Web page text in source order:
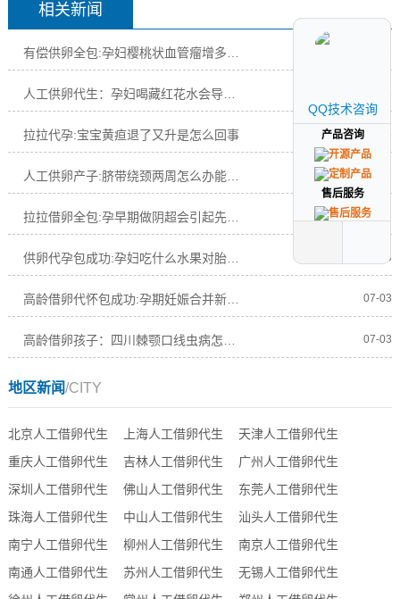
相关新闻
人工供卵代生：孕妇喝藏红花水会导致大出血流产吗
拉拉代孕:宝宝黄疸退了又升是怎么回事 07-03
人工供卵产子:脐带绕颈两周怎么办能绕回来吗 07-03
拉拉借卵全包:孕早期做阴超会引起先兆流产吗 07-03
供卵代孕包成功:孕妇吃什么水果对胎儿皮肤好 07-03
高龄借卵代怀包成功:孕期妊娠合并新生儿急进性肾小球肾炎怎么激素免疫抑制 07-03
07-03
地区新闻/CITY
北京人工借卵代生 上海人工借卵代生
天津人工借卵代生
重庆人工借卵代生
吉林人工借卵代生
广州人工借卵代生
深圳人工借卵代生
佛山人工借卵代生
东莞人工借卵代生
珠海人工借卵代生
中山人工借卵代生
汕头人工借卵代生
南宁人工借卵代生
柳州人工借卵代生
南京人工借卵代生
南通人工借卵代生
苏州人工借卵代生
无锡人工借卵代生
QQ技术咨询
产品咨询
售后服务
QQ技术咨询
产品咨询
售后服务